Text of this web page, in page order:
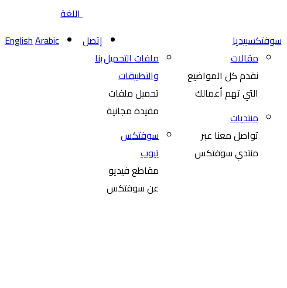
اللغة
EnglishArabic
سوفتكسبيديا
مقالات
نقدم كل المواضيع
التي تهم أعمالك
منتديات
تواصل معنا عبر
منتدي سوفتكس
ملفات التحميل
والتطبيقات
تحميل ملفات
مفيدة مجانية
سوفتكس
تيوب
مقاطع فيديو
عن سوفتكس
إتصل
بنا